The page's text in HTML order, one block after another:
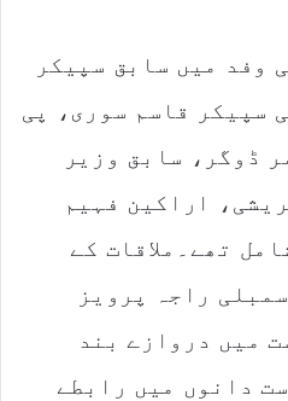
وفد میں سابق سپیکر
سپیکر قاسم سوری، پی
ڈوگر، سابق وزیر
اراکین فہیم
تھے۔ملاقات کے
راجہ پرویز
میں دروازے بند
دانوں میں رابطے